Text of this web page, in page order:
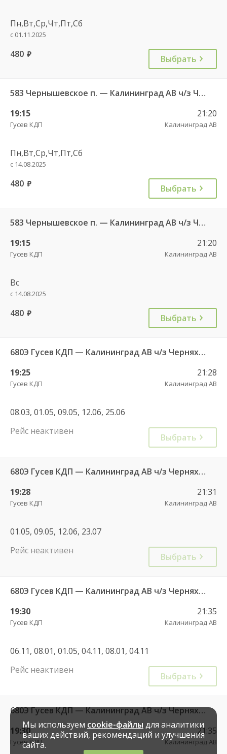
Пн,Вт,Ср,Чт,Пт,Сб
с 01.11.2025
480 руб. Выбрать
583 Чернышевское п. — Калининград АВ ч/з Черняховск АС
19:15
Гусев КДП
21:20
Калининград АВ
Пн,Вт,Ср,Чт,Пт,Сб
с 14.08.2025
480 руб. Выбрать
583 Чернышевское п. — Калининград АВ ч/з Черняховск АС
19:15
Гусев КДП
21:20
Калининград АВ
Вс
с 14.08.2025
480 руб. Выбрать
680Э Гусев КДП — Калининград АВ ч/з Черняховск АС
19:25
Гусев КДП
21:28
Калининград АВ
08.03, 01.05, 09.05, 12.06, 25.06
Рейс неактивен
Выбрать
680Э Гусев КДП — Калининград АВ ч/з Черняховск АС
19:28
Гусев КДП
21:31
Калининград АВ
01.05, 09.05, 12.06, 23.07
Рейс неактивен
Выбрать
680Э Гусев КДП — Калининград АВ ч/з Черняховск АС
19:30
Гусев КДП
21:35
Калининград АВ
06.11, 08.01, 01.05, 04.11, 08.01, 04.11
Рейс неактивен
Выбрать
680Э Гусев КДП — Калининград АВ ч/з Черняховск АС
19:30
Гусев КДП
21:35
Калининград АВ
Мы используем cookie-файлы для аналитики
ваших действий, рекомендаций и улучшения
сайта.